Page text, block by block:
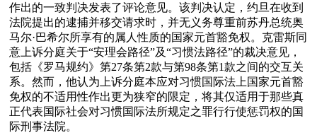
作出的一致判决发表了评论意见。该判决认定，约旦在收到
法院提出的逮捕并移交请求时，并无义务尊重前苏丹总统奥
马尔·巴希尔所享有的属人性质的国家元首豁免权。克雷斯同
意上诉分庭关于“安理会路径”及“习惯法路径”的裁决意见，
包括《罗马规约》第27条第2款与第98条第1款之间的交互关
系。然而，他认为上诉分庭本应对习惯国际法上国家元首豁
免权的不适用性作出更为狭窄的限定，将其仅适用于那些真
正代表国际社会对习惯国际法所规定之罪行行使惩罚权的国
际刑事法院。